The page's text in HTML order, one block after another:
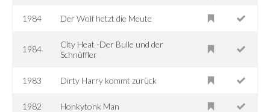
1984 Der Wolf hetzt die Meute
1984
City Heat -Der Bulle und der
Schnüffler
1983 Dirty Harry kommt zurück
1982 Honkytonk Man